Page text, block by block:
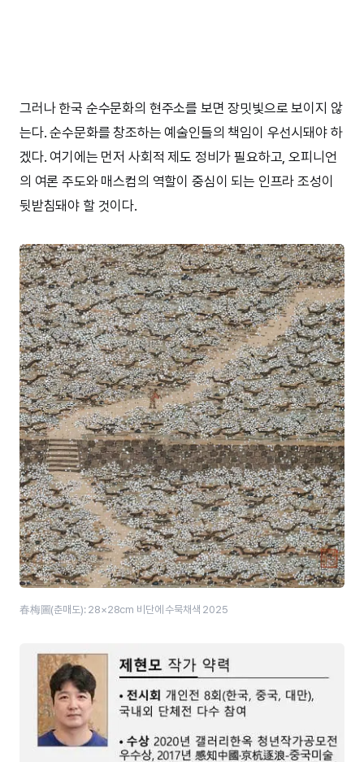
그러나 한국 순수문화의 현주소를 보면 장밋빛으로 보이지 않
는다. 순수문화를 창조하는 예술인들의 책임이 우선시돼야 하
겠다. 여기에는 먼저 사회적 제도 정비가 필요하고, 오피니언
의 여론 주도와 매스컴의 역할이 중심이 되는 인프라 조성이
뒷받침돼야 할 것이다.
春梅圖(춘매도): 28×28cm 비단에 수묵채색 2025